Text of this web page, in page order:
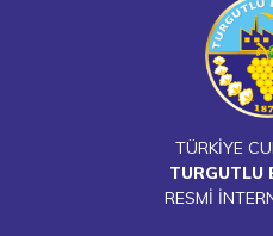
TÜRKİYE
TURGUTLU
RESMİ